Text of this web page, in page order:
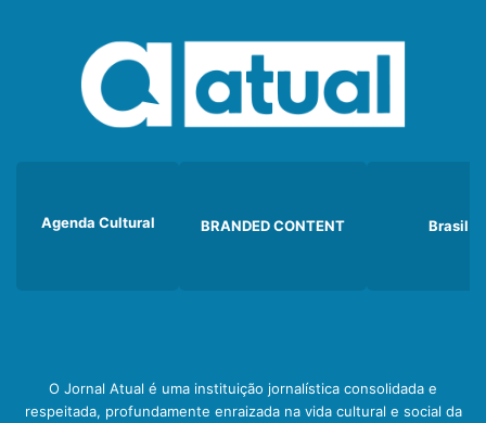
Agenda Cultural BRANDED CONTENT Brasil
O Jornal Atual é uma instituição jornalística consolidada e
respeitada, profundamente enraizada na vida cultural e social da